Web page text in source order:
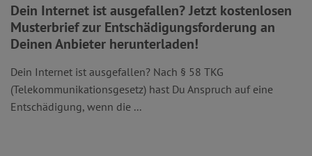
Dein Internet ist ausgefallen? Jetzt kostenlosen
Musterbrief zur Entschädigungsforderung an
Deinen Anbieter herunterladen!
Dein Internet ist ausgefallen? Nach § 58 TKG
(Telekommunikationsgesetz) hast Du Anspruch auf eine
Entschädigung, wenn die ...